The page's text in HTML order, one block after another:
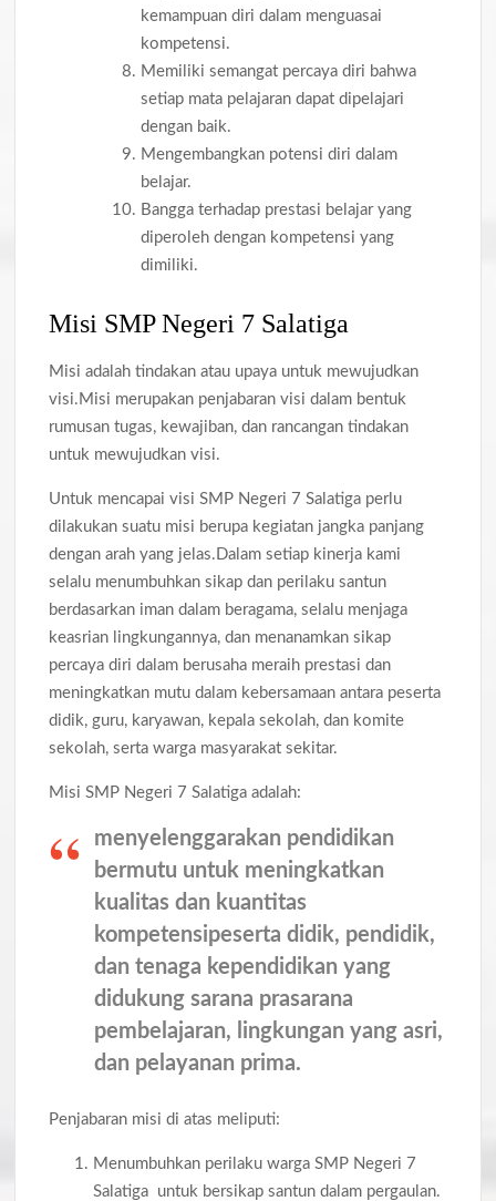
kemampuan diri dalam menguasai
kompetensi.
Memiliki semangat percaya diri bahwa
setiap mata pelajaran dapat dipelajari
dengan baik.
Mengembangkan potensi diri dalam
belajar.
Bangga terhadap prestasi belajar yang
diperoleh dengan kompetensi yang
dimiliki.
Misi SMP Negeri 7 Salatiga
Misi adalah tindakan atau upaya untuk mewujudkan
visi.Misi merupakan penjabaran visi dalam bentuk
rumusan tugas, kewajiban, dan rancangan tindakan
untuk mewujudkan visi.
Untuk mencapai visi SMP Negeri 7 Salatiga perlu
dilakukan suatu misi berupa kegiatan jangka panjang
dengan arah yang jelas.Dalam setiap kinerja kami
selalu menumbuhkan sikap dan perilaku santun
berdasarkan iman dalam beragama, selalu menjaga
keasrian lingkungannya, dan menanamkan sikap
percaya diri dalam berusaha meraih prestasi dan
meningkatkan mutu dalam kebersamaan antara peserta
didik, guru, karyawan, kepala sekolah, dan komite
sekolah, serta warga masyarakat sekitar.
Misi SMP Negeri 7 Salatiga adalah:
menyelenggarakan pendidikan
bermutu untuk meningkatkan
kualitas dan kuantitas
kompetensipeserta didik, pendidik,
dan tenaga kependidikan yang
didukung sarana prasarana
pembelajaran, lingkungan yang asri,
dan pelayanan prima.
Penjabaran misi di atas meliputi:
Menumbuhkan perilaku warga SMP Negeri 7
Salatiga untuk bersikap santun dalam pergaulan.